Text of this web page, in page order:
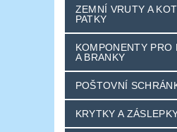
ZEMNÍ VRUTY A
PATKY
KOMPONENTY PRO
A BRANKY
POŠTOVNÍ
KRYTKY A